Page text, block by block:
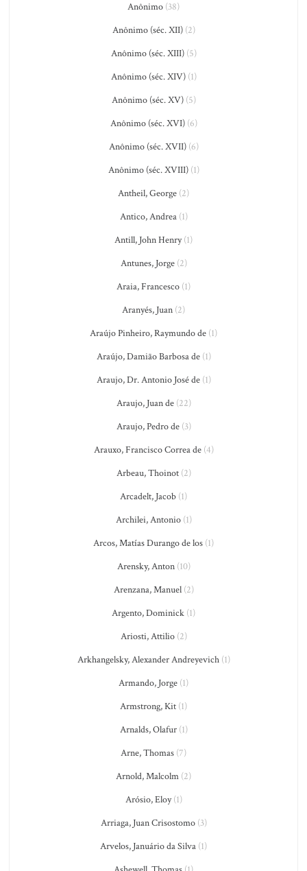
Anônimo (38)
Anônimo (séc. XII)(2)
Anônimo (séc. XIII)(5)
Anônimo (séc. XIV)(1)
Anônimo (séc. XV)(5)
Anônimo (séc. XVI)(6)
Anônimo (séc. XVII)(6)
Anônimo (séc. XVIII)(1)
Antheil, George (2)
Antico, Andrea(1)
Antill, John Henry(1)
Antunes, Jorge(2)
Araia, Francesco (1)
Aranyés, Juan (2)
Araújo Pinheiro, Raymundo de (1)
Araújo, Damião Barbosa de(1)
Araujo, Dr. Antonio José de(1)
Araujo, Juan de(22)
Araujo, Pedro de(3)
Arauxo, Francisco Correa de(4)
Arbeau, Thoinot(2)
Arcadelt, Jacob (1)
Archilei, Antonio(1)
Arcos, Matías Durango de los (1)
Arensky, Anton(10)
Arenzana, Manuel(2)
Argento, Dominick (1)
Ariosti, Attilio(2)
Arkhangelsky, Alexander Andreyevich(1)
Armando, Jorge (1)
Armstrong, Kit (1)
Arnalds, Olafur(1)
Arne, Thomas (7)
Arnold, Malcolm (2)
Arósio, Eloy(1)
Arriaga, Juan Crisostomo(3)
Arvelos, Januário da Silva (1)